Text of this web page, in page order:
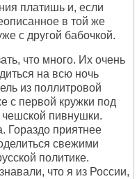
платишь и, если
в той же
с другой бабочкой.
что много. Их очень
на всю ночь
из поллитровой
с первой кружки под
пивнушки.
Гораздо приятнее
свежими
политике.
что я из России,